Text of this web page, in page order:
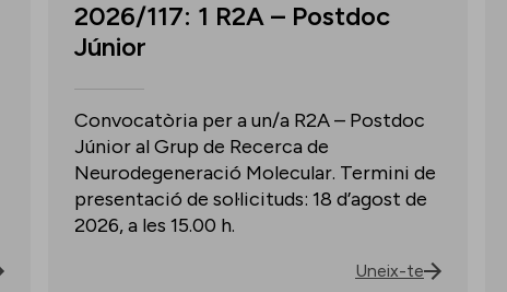
2026/117: 1 R2A – Postdoc
Júnior
Convocatòria per a un/a R2A – Postdoc
Júnior al Grup de Recerca de
Neurodegeneració Molecular. Termini de
presentació de sol·licituds: 18 d’agost de
2026, a les 15.00 h.
Uneix-te